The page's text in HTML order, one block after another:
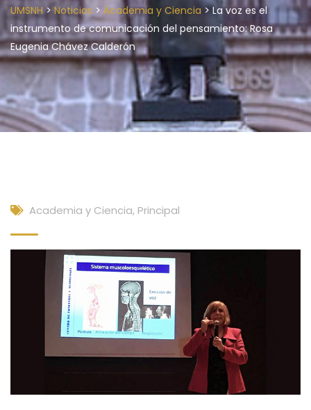
UMSNH> Noticias > Academia y Ciencia >La voz es el
instrumento de comunicación del pensamiento: Rosa
Eugenia Chávez Calderón
Academia y Ciencia, Principal